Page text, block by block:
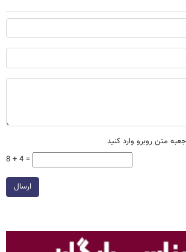
متن روبرو وارد کنید
8 + 4 =
ارسال